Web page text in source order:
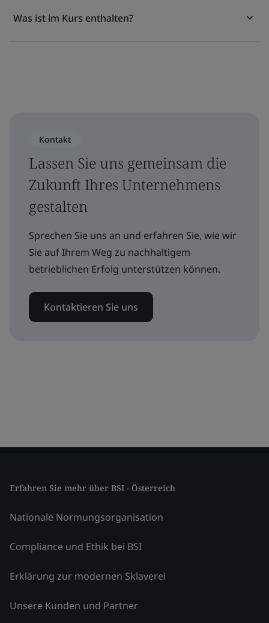
Was ist im Kurs enthalten?
Kontakt
Lassen Sie uns gemeinsam die
Zukunft Ihres Unternehmens
gestalten
Sprechen Sie uns an und erfahren Sie, wie wir
Sie auf Ihrem Weg zu nachhaltigem
betrieblichen Erfolg unterstützen können.
Kontaktieren Sie uns
Erfahren Sie mehr über BSI - Österreich
Nationale Normungsorganisation
Compliance und Ethik bei BSI
Erklärung zur modernen Sklaverei
Unsere Kunden und Partner